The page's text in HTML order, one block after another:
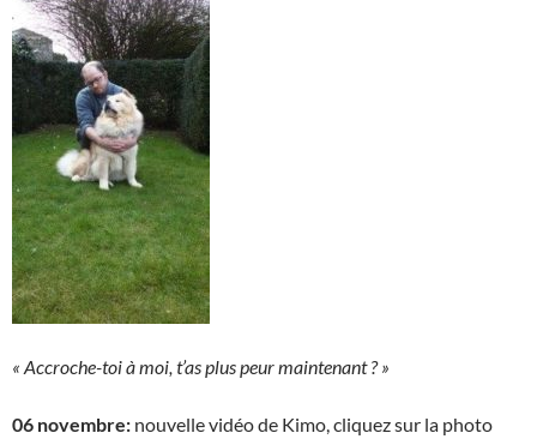
« Accroche-toi à moi, t’as plus peur maintenant ? »
06 novembre: nouvelle vidéo de Kimo, cliquez sur la photo